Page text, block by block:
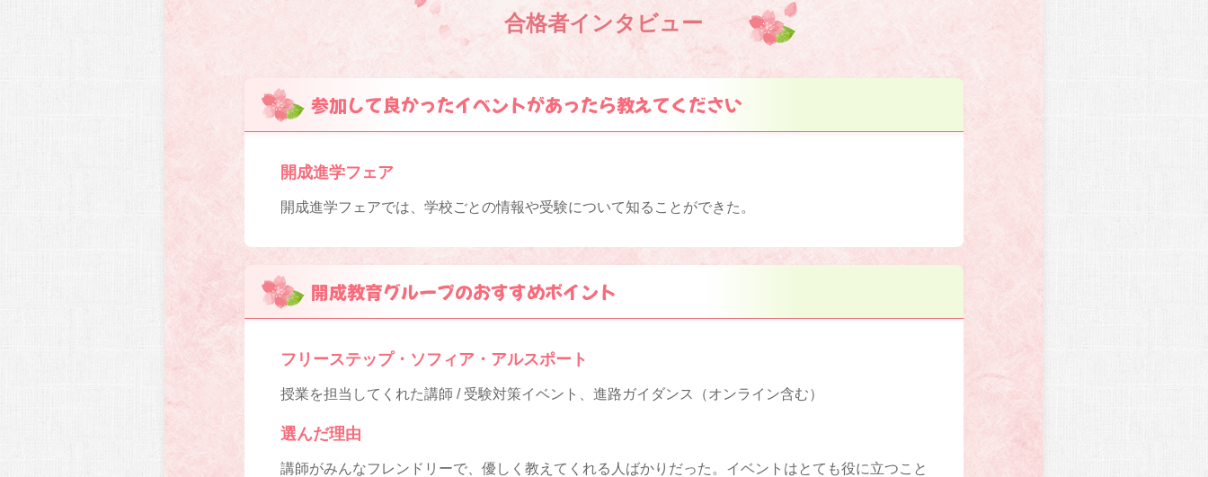
合格者インタビュー
参加して良かったイベントがあったら教えてください
開成進学フェア
開成進学フェアでは、学校ごとの情報や受験について知ることができた。
開成教育グループのおすすめポイント
フリーステップ・ソフィア・アルスポート
授業を担当してくれた講師 / 受験対策イベント、進路ガイダンス（オンライン含む）
選んだ理由
講師がみんなフレンドリーで、優しく教えてくれる人ばかりだった。イベントはとても役に立つこと